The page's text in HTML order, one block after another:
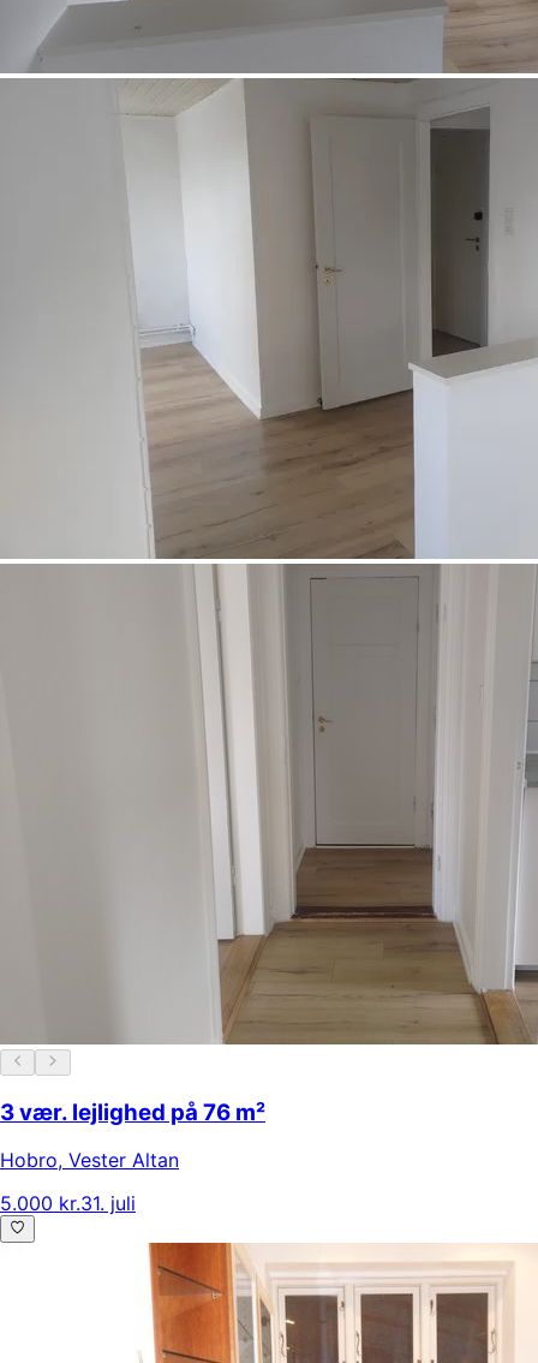
3 vær. lejlighed på 76 m²
Hobro, Vester Altan
5.000 kr.31. juli